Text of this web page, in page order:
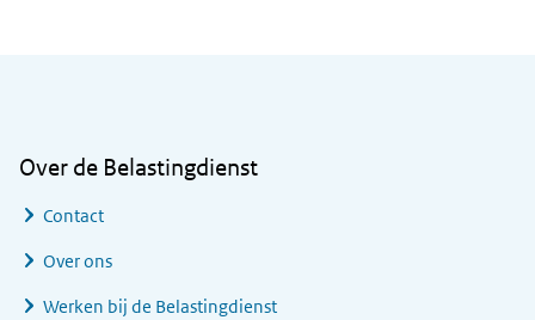
Over de Belastingdienst
Contact
Over ons
Werken bij de Belastingdienst